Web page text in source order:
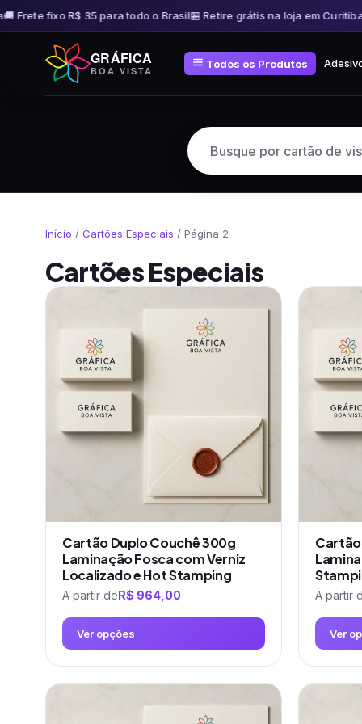
Frete fixo R$ 35 para todo o Brasil🏪 Retire grátis na loja em Curitiba🚚
conteúdo
GRÁFICA
BOA VISTA
Todos os Produtos
Início / Cartões Especiais / Página 2
Cartões Especiais
Cartão Duplo Couchê 300g
Laminação Fosca com Verniz
Localizado e Hot Stamping
A partir deR$ 964,00
Ver opções
produto
A partir
Ver
produto